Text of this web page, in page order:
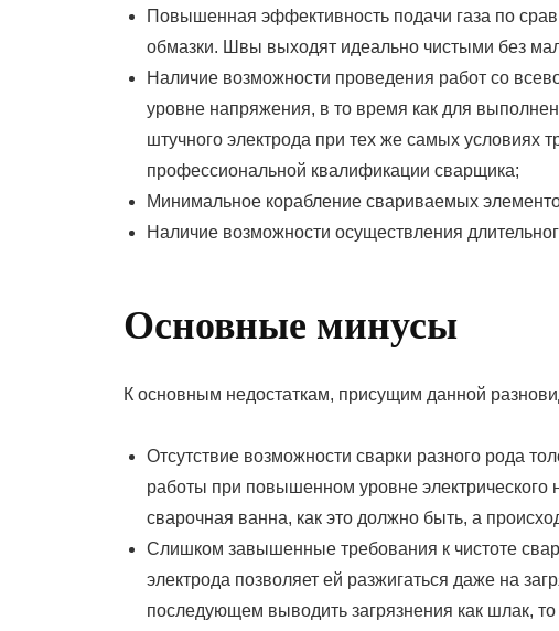
Повышенная эффективность подачи газа по
обмазки. Швы выходят идеально чистыми без
Наличие возможности проведения работ со
уровне напряжения, в то время как для
штучного электрода при тех же самых условиях
профессиональной квалификации сварщика;
Минимальное корабление свариваемых
Наличие возможности осуществления
Основные минусы
К основным недостаткам, присущим данной
Отсутствие возможности сварки разного рода
работы при повышенном уровне электрического
сварочная ванна, как это должно быть, а
Слишком завышенные требования к чистоте
электрода позволяет ей разжигаться даже на
последующем выводить загрязнения как шлак,